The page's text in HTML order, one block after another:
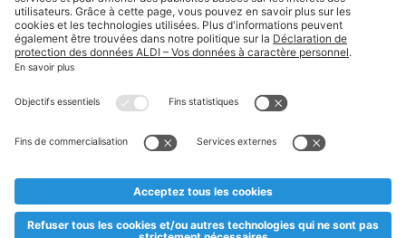
Textes marqués d'un astérisque et mentions légales
esoulaang bis de Stock eidel ass. Mir soen Iech Merci fir Äert
Planifikatioun ausverkaaft sollte sinn. De VALORLUX-Präis an
** Op dësem Site huet d'Benotze vun der männlecher Form eng
besser Liesbarkeet am Sënn an huet keng diskriminéierend